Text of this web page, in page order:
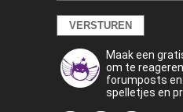
Maak een
om te
forumposts en
spelletjes en